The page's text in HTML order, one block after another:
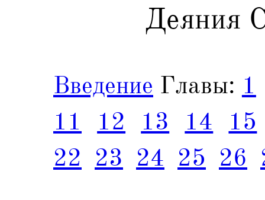
Деяния
Введение Главы: 1
11
12 13 14
15
22 23 24 25 26